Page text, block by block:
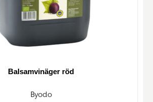
Balsamvinäger röd
Byodo